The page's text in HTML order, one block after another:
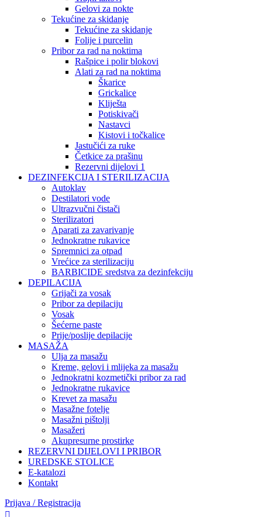
Gelovi za nokte
Tekućine za skidanje
Tekućine za skidanje
Folije i purcelin
Pribor za rad na noktima
Rašpice i polir blokovi
Alati za rad na noktima
Škarice
Grickalice
Kliješta
Potiskivači
Nastavci
Kistovi i točkalice
Jastučići za ruke
Četkice za prašinu
Rezervni dijelovi 1
DEZINFEKCIJA I STERILIZACIJA
Autoklav
Destilatori vode
Ultrazvučni čistači
Sterilizatori
Aparati za zavarivanje
Jednokratne rukavice
Spremnici za otpad
Vrećice za sterilizaciju
BARBICIDE sredstva za dezinfekciju
DEPILACIJA
Grijači za vosak
Pribor za depilaciju
Vosak
Šećerne paste
Prije/poslije depilacije
MASAŽA
Ulja za masažu
Kreme, gelovi i mlijeka za masažu
Jednokratni kozmetički pribor za rad
Jednokratne rukavice
Krevet za masažu
Masažne fotelje
Masažni pištolji
Masažeri
Akupresurne prostirke
REZERVNI DIJELOVI I PRIBOR
UREDSKE STOLICE
E-katalozi
Kontakt
Prijava / Registracija